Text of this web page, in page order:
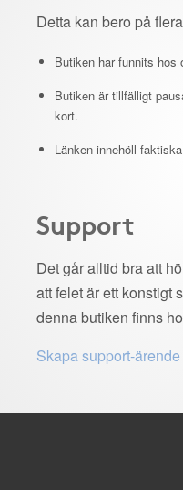
Detta kan bero på
Butiken har funnits
Butiken är tillfälligt
kort.
Länken innehöll
Support
Det går alltid bra att
att felet är ett konstigt
denna butiken finns
Skapa support-ärende